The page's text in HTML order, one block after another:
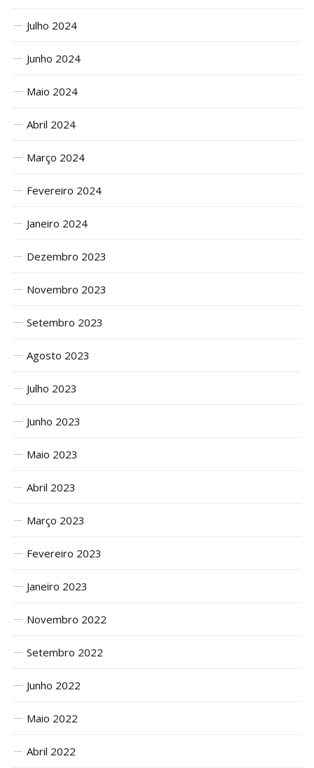
Julho 2024
Junho 2024
Maio 2024
Abril 2024
Março 2024
Fevereiro 2024
Janeiro 2024
Dezembro 2023
Novembro 2023
Setembro 2023
Agosto 2023
Julho 2023
Junho 2023
Maio 2023
Abril 2023
Março 2023
Fevereiro 2023
Janeiro 2023
Novembro 2022
Setembro 2022
Junho 2022
Maio 2022
Abril 2022